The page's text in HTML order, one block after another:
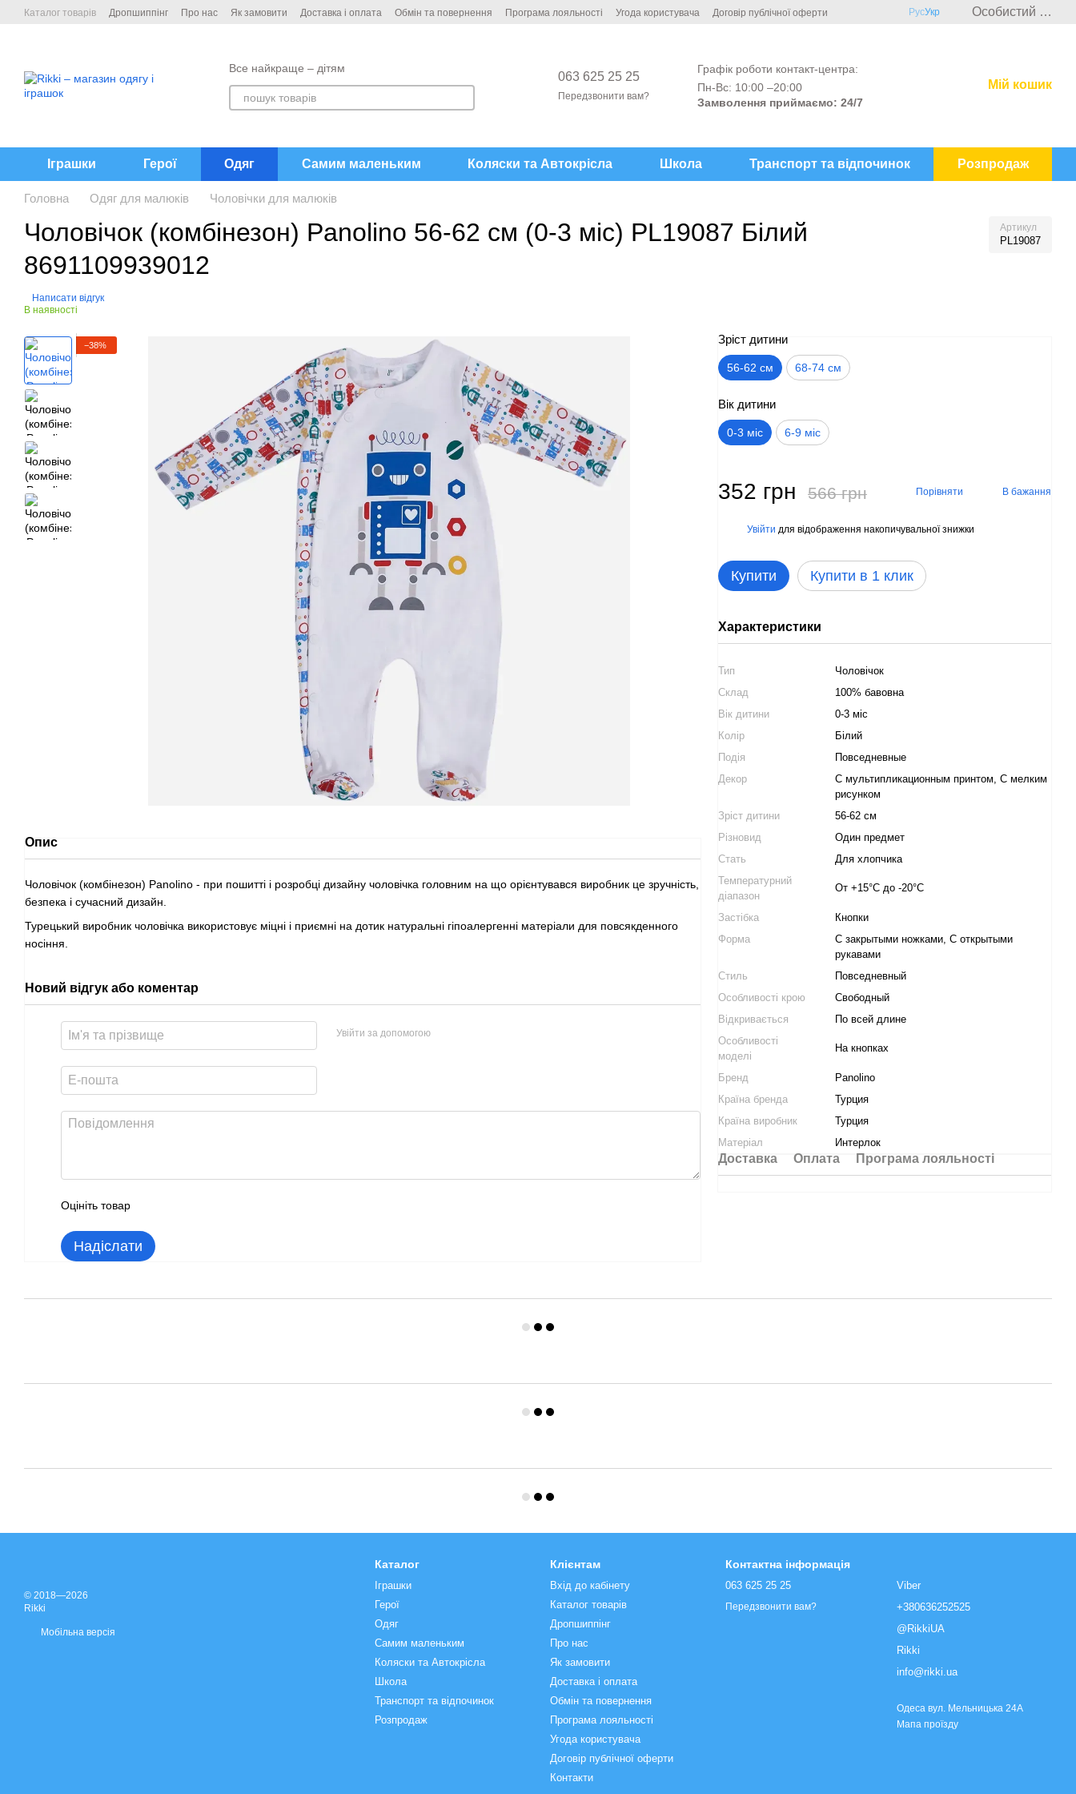
Перейти до основного контенту
Каталог товарів Дропшиппінг Про нас Як замовити Доставка і оплата Обмін та повернення Програма лояльності Угода користувача
Договір публічної оферти
РусУкр Особистий кабінет
Все найкраще – дітям
063 625 25 25
Передзвонити вам?
Графік роботи контакт-центра:
Пн-Вс: 10:00 –20:00
Замволення приймаємо: 24/7
Мій кошик
Іграшки Герої Одяг Самим маленьким Коляски та Автокрісла Школа Транспорт та відпочинок Розпродаж
Головна Одяг для малюків Чоловічки для малюків
Чоловічок (комбінезон) Panolino 56-62 см (0-3 міс) PL19087 Білий
8691109939012
Написати відгук
Артикул
PL19087
В наявності
−38%
Опис
Чоловічок (комбінезон) Panolino - при пошитті і розробці дизайну чоловічка головним на що орієнтувався виробник це зручність,
безпека і сучасний дизайн.
Турецький виробник чоловічка використовує міцні і приємні на дотик натуральні гіпоалергенні матеріали для повсякденного
носіння.
Новий відгук або коментар
Увійти за допомогою
Оцініть товар
Надіслати
Зріст дитини
56-62 см 68-74 см
Вік дитини
0-3 міс 6-9 міс
352 грн 566 грн Порівняти В бажання
Увійти для відображення накопичувальної знижки
Купити Купити в 1 клик
Характеристики
Тип
Чоловічок
Склад
100% бавовна
Вік дитини
0-3 міс
Колір
Білий
Подія
Повседневные
Декор
С мультипликационным принтом, С мелким
рисунком
Зріст дитини
56-62 см
Різновид
Один предмет
Стать
Для хлопчика
Температурний
діапазон
От +15°C до -20°C
Застібка
Кнопки
Форма
С закрытыми ножками, С открытыми
рукавами
Стиль
Повседневный
Особливості крою
Свободный
Відкривається
По всей длине
Особливості
моделі
На кнопках
Бренд
Panolino
Країна бренда
Турция
Країна виробник
Турция
Матеріал
Интерлок
Доставка Оплата Програма лояльності
© 2018—2026
Rikki
Мобільна версія
Каталог
Іграшки
Герої
Одяг
Самим маленьким
Коляски та Автокрісла
Школа
Транспорт та відпочинок
Розпродаж
Клієнтам
Вхід до кабінету
Каталог товарів
Дропшиппінг
Про нас
Як замовити
Доставка і оплата
Обмін та повернення
Програма лояльності
Угода користувача
Договір публічної оферти
Контакти
Контактна інформація
063 625 25 25
Передзвонити вам?
Viber
+380636252525
@RikkiUA
Rikki
info@rikki.ua
Одеса вул. Мельницька 24А
Мапа проїзду